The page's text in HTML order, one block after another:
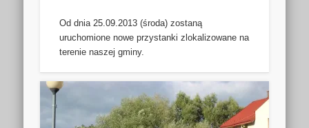
Od dnia 25.09.2013 (środa) zostaną
uruchomione nowe przystanki zlokalizowane na
terenie naszej gminy.